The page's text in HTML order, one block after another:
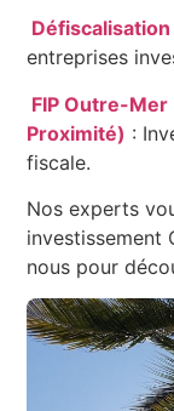
entreprises
FIP Outre-Mer
Proximité) :
fiscale.
Nos experts
investissement
nous pour